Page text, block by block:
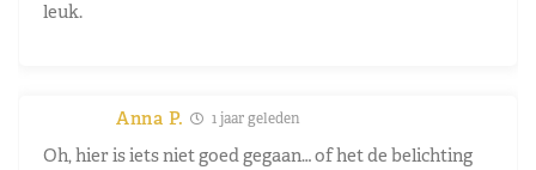
leuk.
Anna P. 1 jaar geleden
Oh, hier is iets niet goed gegaan… of het de belichting